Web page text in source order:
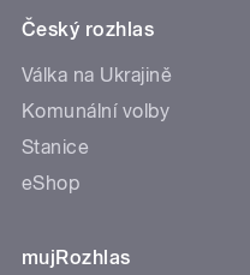
Český rozhlas
Válka na Ukrajině
Komunální volby
Stanice
eShop
mujRozhlas